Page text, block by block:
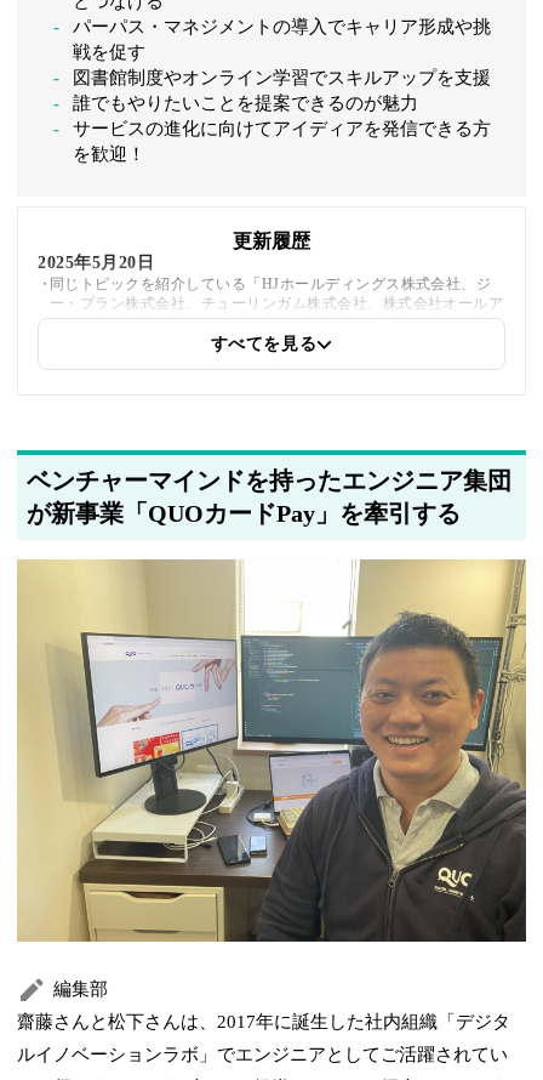
パーパス・マネジメントの導入でキャリア形成や挑
戦を促す
図書館制度やオンライン学習でスキルアップを支援
誰でもやりたいことを提案できるのが魅力
サービスの進化に向けてアイディアを発信できる方
を歓迎！
更新履歴
2025年5月20日
同じトピックを紹介している「HJホールディングス株式会社、ジ
ー・プラン株式会社、チューリンガム株式会社、株式会社オールア
バウト、株式会社じげん、株式会社IBJ」への内部リンクを追加し
すべてを見る
ベンチャーマインドを持ったエンジニア集団
が新事業「QUOカードPay」を牽引する
編集部
齋藤さんと松下さんは、2017年に誕生した社内組織「デジタ
ルイノベーションラボ」でエンジニアとしてご活躍されてい